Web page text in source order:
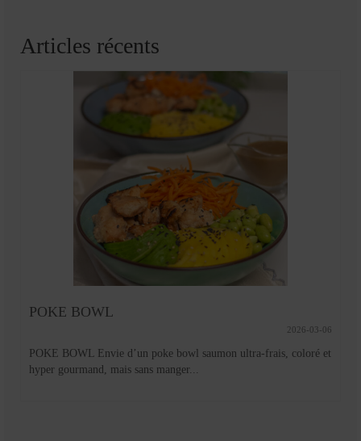
Articles récents
BARRE ÉNERGÉTIQUE DATTES
2026-03-01
BARRE ÉNERGÉTIQUE DATTES CACAHUÈTES ET